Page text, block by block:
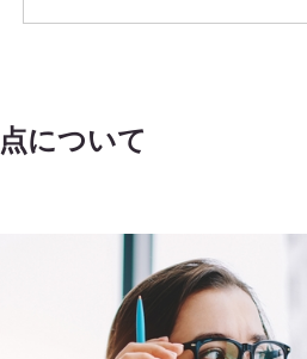
について